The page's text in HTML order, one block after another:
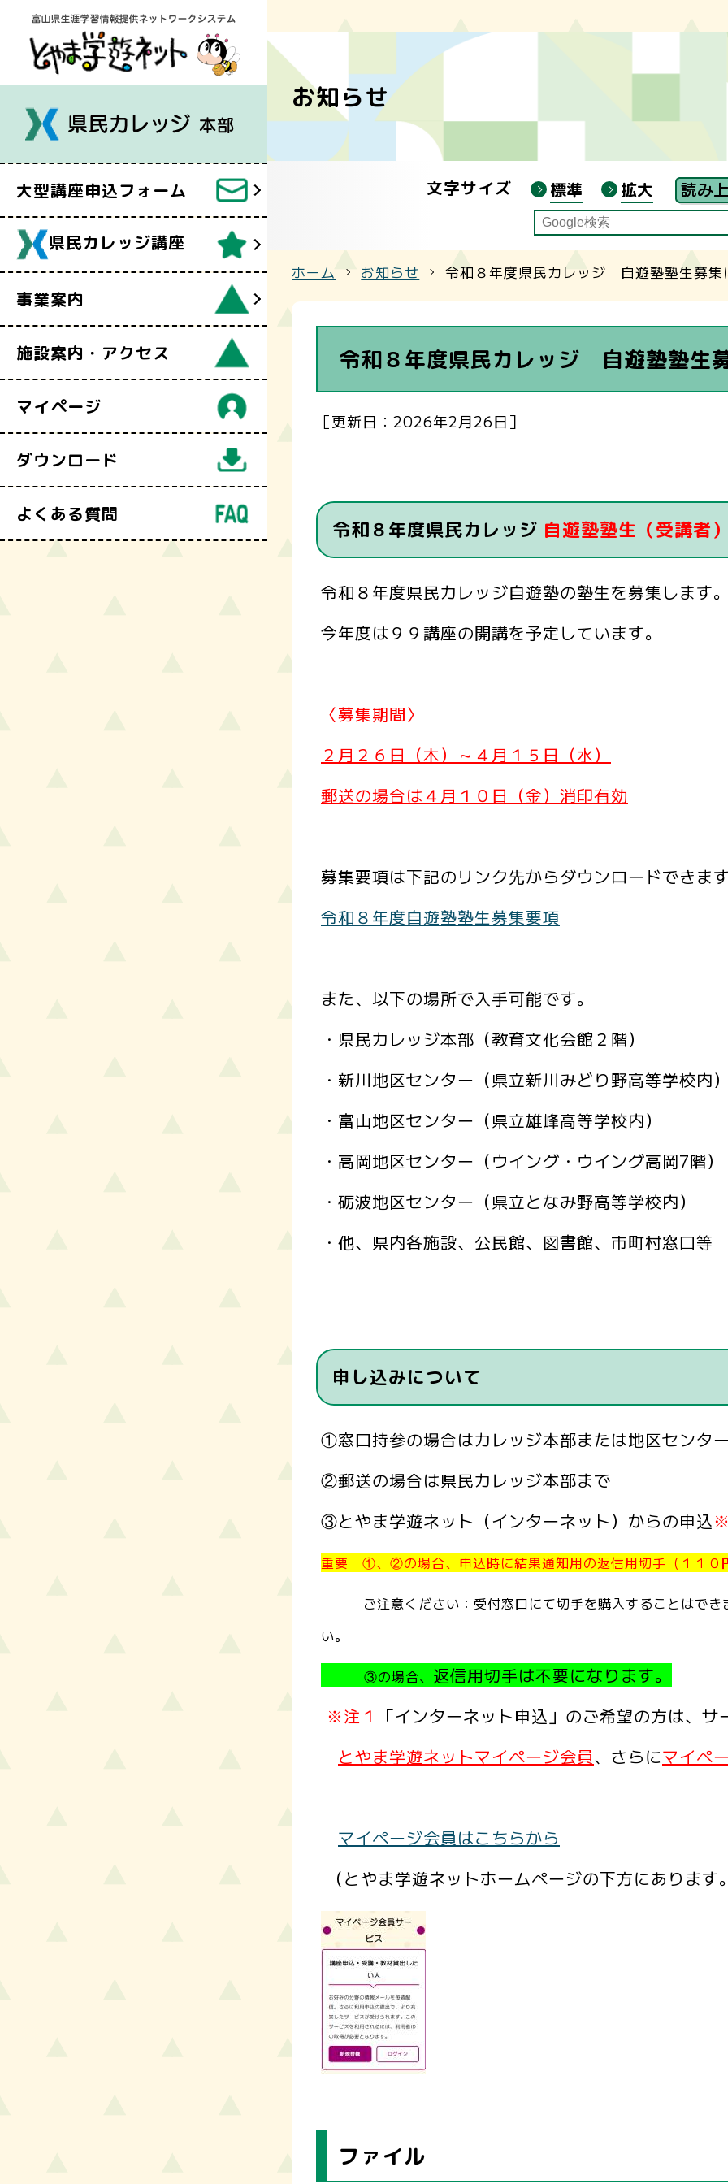
大型講座申込フォーム
令和８年度 夏季講座（渡部陽一氏講演会）申込み
フォーム
県民カレッジ講座
講座案内
県民カレッジ主催講座
県民カレッジ連携講座
「オンライン自宅受講」について
事業案内
事業案内
雷鳥会
県民カレッジ叢書
施設案内・アクセス
マイページ
ダウンロード
よくある質問
お知らせ
文字サイズ 標準 拡大
ホーム お知らせ 令和８年度県民カレッジ 自遊塾塾生募集
令和８年度県民カレッジ 自遊塾塾生
［更新日：2026年2月26日］
令和８年度県民カレッジ 自遊塾塾生（受講者
令和８年度県民カレッジ自遊塾の塾生を募集します
今年度は９９講座の開講を予定しています。
〈募集期間〉
２月２６日（木）～４月１５日（水）
郵送の場合は４月１０日（金）消印有効
募集要項は下記のリンク先からダウンロードできま
令和８年度自遊塾塾生募集要項
また、以下の場所で入手可能です。
・県民カレッジ本部（教育文化会館２階）
・新川地区センター（県立新川みどり野高等学校内
・富山地区センター（県立雄峰高等学校内）
・高岡地区センター（ウイング・ウイング高岡7階）
・砺波地区センター（県立となみ野高
・他、県内各施設、公民館、図書館、市町村窓口等
申し込みについて
①窓口持参の場合はカレッジ本部または地区センタ
②郵送の場合は県民カレッジ本部まで
③とやま学遊ネット（インターネット）からの申込
重要 ①、②の場合、申込時に結果通知用の返信用切手（１１０
ご注意ください： 受付窓口にて切手を購入することはでき
い。
③の場合、 返信用切手は不要になります。
※注１
「インターネット申込」のご希望の方は、
とやま学遊ネットマイページ会員、さらにマイペ
マイページ会員はこちらから
（とやま学遊ネットホームページの下方にあります
ファイル